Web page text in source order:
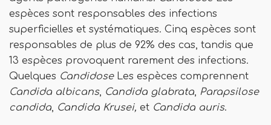
espèces sont responsables des infections
superficielles et systématiques. Cinq espèces sont
responsables de plus de 92% des cas, tandis que
13 espèces provoquent rarement des infections.
Quelques Candidose Les espèces comprennent
Candida albicans, Candida glabrata, Parapsilose
candida, Candida Krusei, et Candida auris.